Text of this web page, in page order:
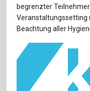
begrenzter
Veranstaltungssetting
Beachtung aller